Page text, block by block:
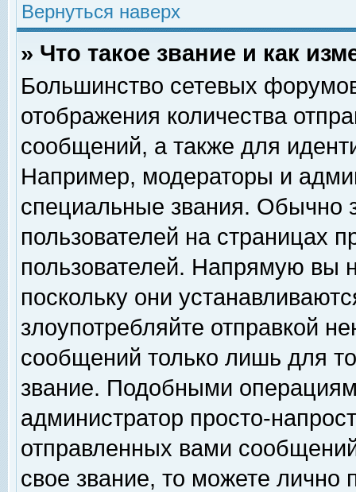
Вернуться наверх
» Что такое звание и как
Большинство сетевых
отображения количества
сообщений, а также для
Например, модераторы и
специальные звания. Обычно
пользователей на страницах
пользователей. Напрямую вы
поскольку они
злоупотребляйте отправкой
сообщений только лишь для
звание. Подобными
администратор просто-
отправленных вами
свое звание, то можете лично